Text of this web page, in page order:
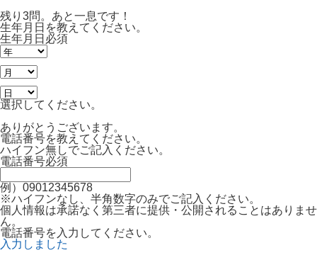
残り3問。あと一息です！
生年月日を教えてください。
生年月日 必須
選択してください。
ありがとうございます。
電話番号を教えてください。
ハイフン無しでご記入ください。
電話番号必須
例）09012345678
※ハイフンなし、半角数字のみでご記入ください。
個人情報は承諾なく第三者に提供・公開されることはありませ
ん。
電話番号を入力してください。
入力しました